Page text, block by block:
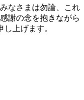
なさまは勿論、これ
謝の念を抱きながら
上げます。